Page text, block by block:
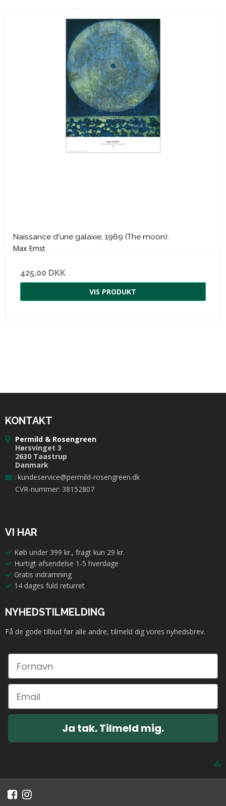
Naissance d'une galaxie, 1969 (The moon).
Max Ernst
425,00 DKK
VIS PRODUKT
KONTAKT
Permild & Rosengreen
Hørsvinget 3
2630 Taastrup
Danmark
: kundeservice@permild-rosengreen.dk
CVR-nummer: 38152807
VI HAR
Køb under 399 kr., fragt kun 29 kr.
Hurtigt afsendelse 1-5 hverdage
Gratis indramning
14 dages fuld returret
NYHEDSTILMELDING
Få de gode tilbud før alle andre, tilmeld dig vores nyhedsbrev.
Ja tak. Tilmeld mig.